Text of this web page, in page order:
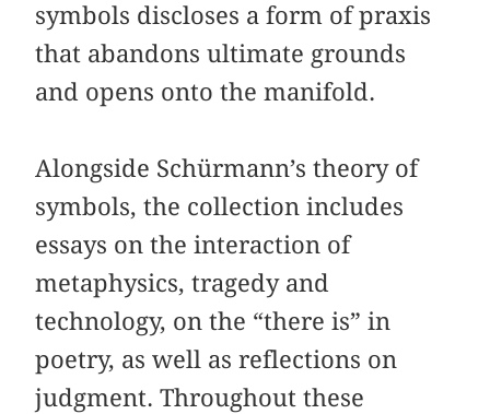
symbols discloses a form of praxis
that abandons ultimate grounds
and opens onto the manifold.
Alongside Schürmann’s theory of
symbols, the collection includes
essays on the interaction of
metaphysics, tragedy and
technology, on the “there is” in
poetry, as well as reflections on
judgment. Throughout these